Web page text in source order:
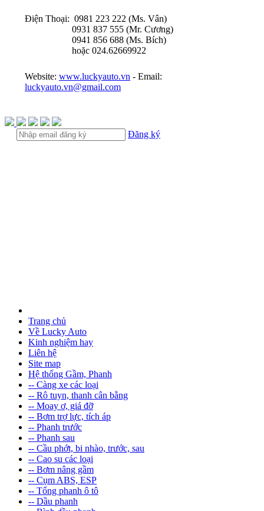
Điện Thoại: 0981 223 222 (Ms. Vân)
0931 837 555 (Mr. Cương)
0941 856 688 (Ms. Bích)
hoặc 024.62669922
Website: www.luckyauto.vn - Email:
luckyauto.vn@gmail.com
Đăng ký
Trang chủ
Về Lucky Auto
Kinh nghiệm hay
Liên hệ
Site map
Hệ thống Gầm, Phanh
-- Càng xe các loại
-- Rô tuyn, thanh cân bằng
-- Moay ơ, giá đỡ
-- Bơm trợ lực, tích áp
-- Phanh trước
-- Phanh sau
-- Cầu phớt, bi nhào, trước, sau
-- Cao su các loại
-- Bơm nâng gầm
-- Cụm ABS, ESP
-- Tổng phanh ô tô
-- Dầu phanh